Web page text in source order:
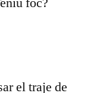
el traje de